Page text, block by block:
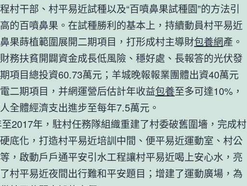
村干部、村平易近試種以及“百噴鼻果試種園”的方法引
的百噴鼻果。在試種勝利的基本上，持續動員村平易近
果蒔植範圍展開二期項目，打形成村主導財包養網產。
務扶貧開闢資金成長低風險、穩好處、長報答的光伏發
項目總投資60.73萬元；羊城晚報報業團體出資40萬元
二期項目，并網運營后估計年收益包養至多可達10%，
全體經濟支出進步至每年7.5萬元。
年，駐村任務隊組織重建了村委破舊圍墻，完成村
底化，打造村平易近培訓中間、便平易近運動室、村公
，啟動戶戶通平安引水工程讓村平易近喝上安心水，亮
村平易近夜間出行難和平安題目；增建了運動廣場，為